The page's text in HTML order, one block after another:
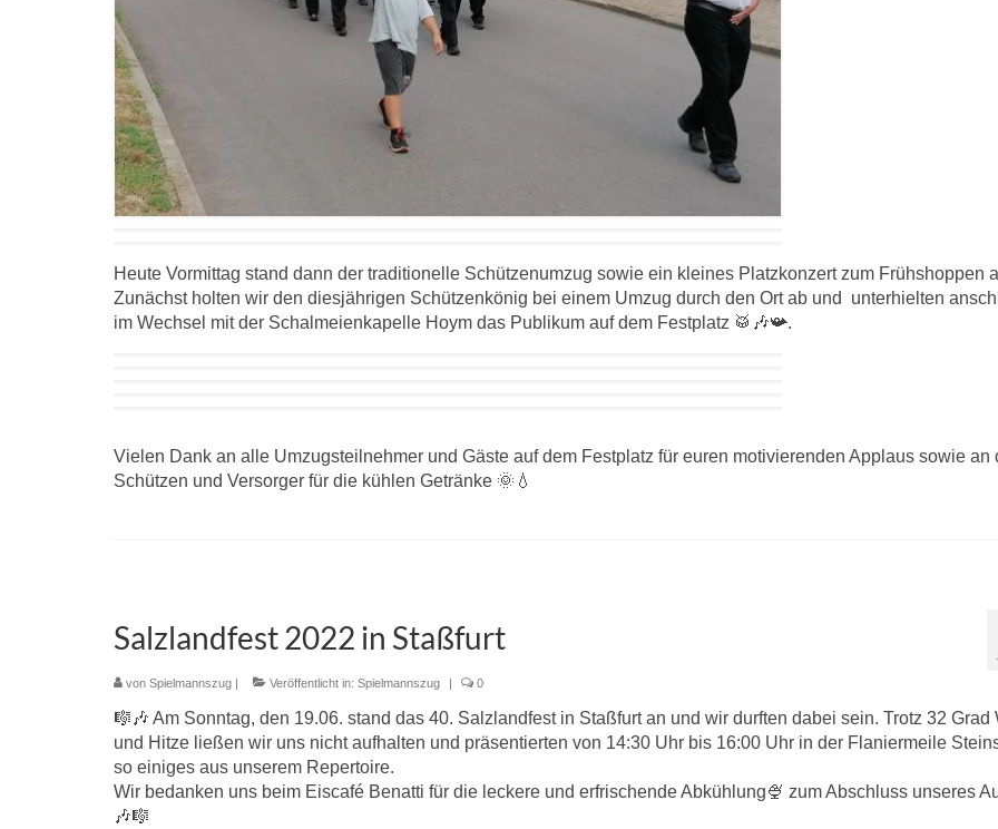
Heute Vormittag stand dann der traditionelle Schützenumzug sowie ein kleines Platzkonzert zum Frühshoppen
Zunächst holten wir den diesjährigen Schützenkönig bei einem Umzug durch den Ort ab und unterhielten
im Wechsel mit der Schalmeienkapelle Hoym das Publikum auf dem Festplatz 🥁🎶📯.
Vielen Dank an alle Umzugsteilnehmer und Gäste auf dem Festplatz für euren motivierenden Applaus sowie an
Schützen und Versorger für die kühlen Getränke 🌞💧
Salzlandfest 2022 in Staßfurt
von Spielmannszug Veröffentlicht in: Spielmannszug 0
🎼🎶 Am Sonntag, den 19.06. stand das 40. Salzlandfest in Staßfurt an und wir durften dabei sein. Trotz 32 Grad
und Hitze ließen wir uns nicht aufhalten und präsentierten von 14:30 Uhr bis 16:00 Uhr in der Flaniermeile
so einiges aus unserem Repertoire.
Wir bedanken uns beim Eiscafé Benatti für die leckere und erfrischende Abkühlung🍨 zum Abschluss unseres
🎶🎼